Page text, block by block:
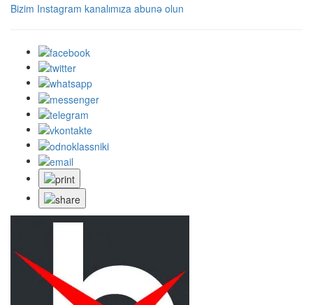
Bizim Instagram kanalımıza abunə olun